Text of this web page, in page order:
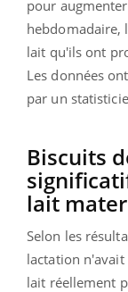
pour
hebdomadaire,
lait qu'ils ont
Les données
par un
Biscuits
lait
Selon les
lactation
lait réellement